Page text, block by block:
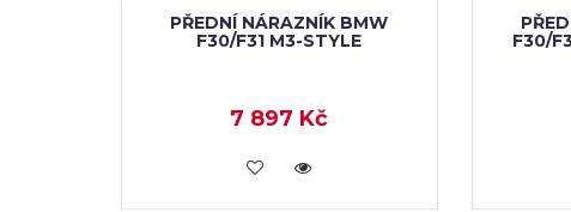
PŘEDNÍ NÁRAZNÍK BMW
F30/F31 M3-STYLE
7 897 Kč
KOUPIT
F30/